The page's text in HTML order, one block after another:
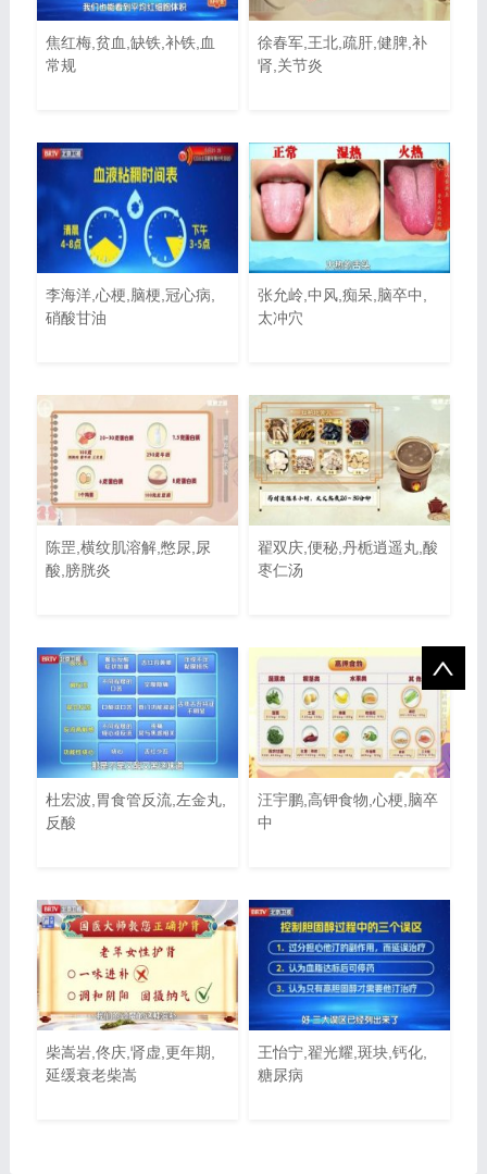
焦红梅,贫血,缺铁,补铁,血
常规
徐春军,王北,疏肝,健脾,补
肾,关节炎
李海洋,心梗,脑梗,冠心病,
硝酸甘油
张允岭,中风,痴呆,脑卒中,
太冲穴
陈罡,横纹肌溶解,憋尿,尿
酸,膀胱炎
翟双庆,便秘,丹栀逍遥丸,酸
枣仁汤
杜宏波,胃食管反流,左金丸,
反酸
汪宇鹏,高钾食物,心梗,脑卒
中
柴嵩岩,佟庆,肾虚,更年期,
延缓衰老柴嵩
王怡宁,翟光耀,斑块,钙化,
糖尿病